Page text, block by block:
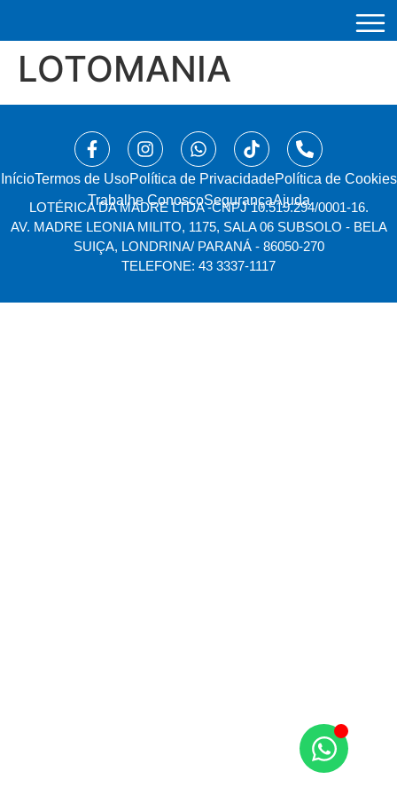
LOTOMANIA
Início⁠Termos de UsoPolítica de PrivacidadePolítica de Cookies
Trabalhe ConoscoSegurançaAjuda
LOTÉRICA DA MADRE LTDA -CNPJ 10.519.294/0001-16.
AV. MADRE LEONIA MILITO, 1175, SALA 06 SUBSOLO - BELA
SUIÇA, LONDRINA/ PARANÁ - 86050-270
TELEFONE: 43 3337-1117